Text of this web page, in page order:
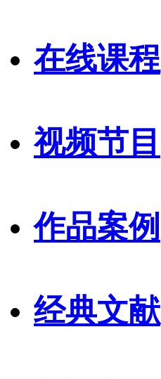
在线课程
视频节目
作品案例
经典文献